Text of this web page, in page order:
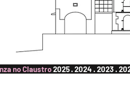
no Claustro2025·2024.2023.